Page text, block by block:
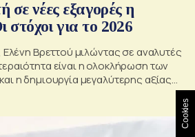
σε νέες εξαγορές η
για το 2026
Βρεττού μιλώντας σε αναλυτές
είναι η ολοκλήρωση των
η δημιουργία μεγαλύτερης αξίας
Cookies